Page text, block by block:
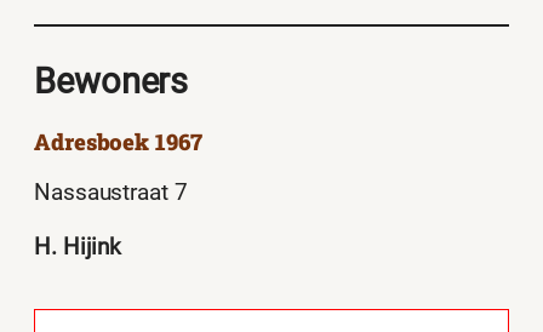
Bewoners
Adresboek 1967
Nassaustraat 7
H. Hijink